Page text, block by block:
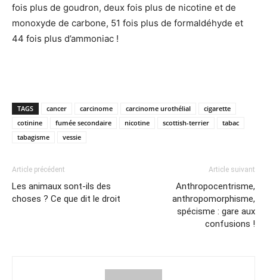
fois plus de goudron, deux fois plus de nicotine et de
monoxyde de carbone, 51 fois plus de formaldéhyde et
44 fois plus d’ammoniac !
TAGS cancer carcinome carcinome urothélial
cigarette
cotinine
fumée secondaire nicotine scottish-terrier
tabac
tabagisme
vessie
Article précédent
Les animaux sont-ils des
choses ? Ce que dit le droit
Article suivant
Anthropocentrisme,
anthropomorphisme,
spécisme : gare aux
confusions !